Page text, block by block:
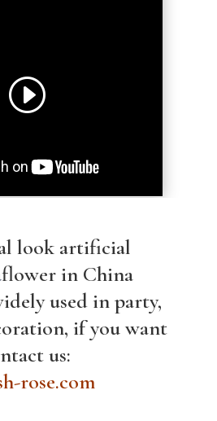
look artificial
flower in China
used in party,
if you want
us:
rose.com